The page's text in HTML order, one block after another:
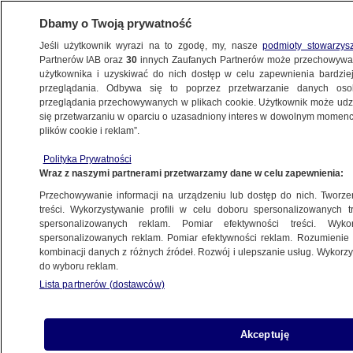
KONKRET24
FAŁSZ
A naprawdę?
Jan Kunert
25.03.2025, 09:54
Udostępnij
Dbamy o Twoją prywatność
Jeśli użytkownik wyrazi na to zgodę, my, naszepodmioty
Partnerów IAB oraz30 innych Zaufanych Partnerów może
użytkownika i uzyskiwać do nich dostęp w celu zapewnienia
przeglądania. Odbywa się to poprzez przetwarzanie danych
przeglądania przechowywanych w plikach cookie. Użytkownik może
się przetwarzaniu w oparciu o uzasadniony interes w dowolnym
plików cookie i reklam”.
Polityka Prywatności
Wraz z naszymi partnerami przetwarzamy dane w celu zapewnienia:
Przechowywanie informacji na urządzeniu lub dostęp do nich.
treści. Wykorzystywanie profili w celu doboru spersonalizowanych
spersonalizowanych reklam. Pomiar efektywności treści.
spersonalizowanych reklam. Pomiar efektywności reklam.
kombinacji danych z różnych źródeł. Rozwój i ulepszanie usług.
do wyboru reklam.
Lista partnerów (dostawców)
Akceptuję